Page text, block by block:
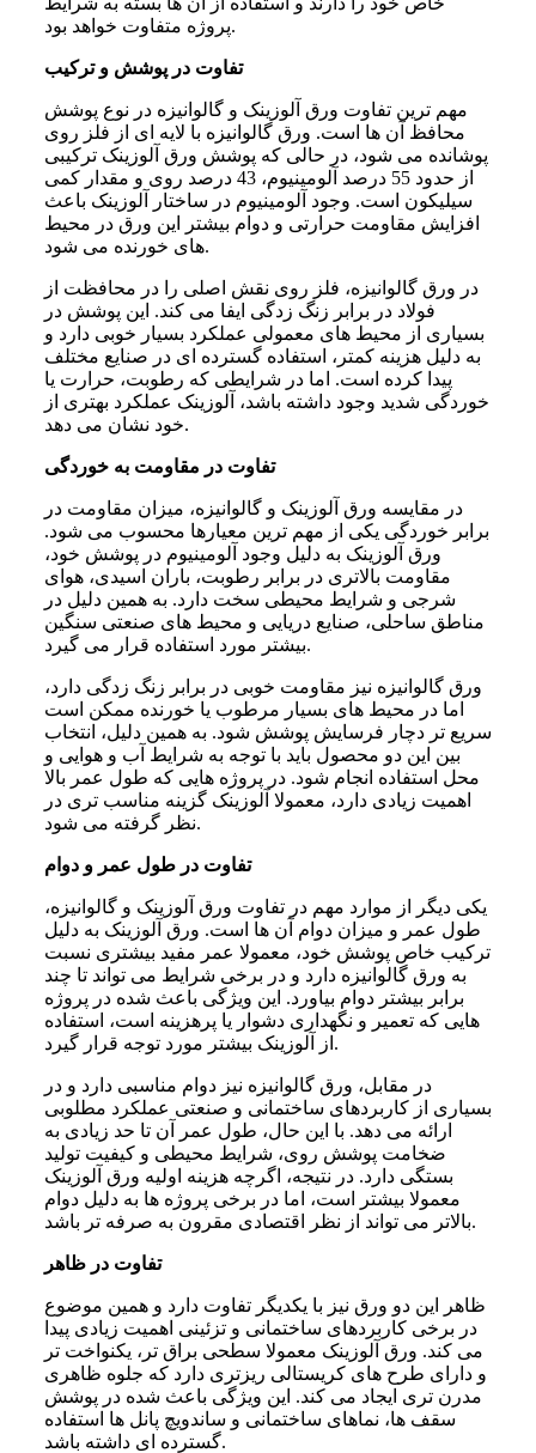
پروژه متفاوت خواهد بود.
تفاوت در پوشش و ترکیب
مهم ترین تفاوت ورق آلوزینک و گالوانیزه در نوع پوشش
محافظ آن ها است. ورق گالوانیزه با لایه ای از فلز روی
پوشانده می شود، در حالی که پوشش ورق آلوزینک ترکیبی
از حدود 55 درصد آلومینیوم، 43 درصد روی و مقدار کمی
سیلیکون است. وجود آلومینیوم در ساختار آلوزینک باعث
افزایش مقاومت حرارتی و دوام بیشتر این ورق در محیط
های خورنده می شود.
در ورق گالوانیزه، فلز روی نقش اصلی را در محافظت از
فولاد در برابر زنگ زدگی ایفا می کند. این پوشش در
بسیاری از محیط های معمولی عملکرد بسیار خوبی دارد و
به دلیل هزینه کمتر، استفاده گسترده ای در صنایع مختلف
پیدا کرده است. اما در شرایطی که رطوبت، حرارت یا
خوردگی شدید وجود داشته باشد، آلوزینک عملکرد بهتری از
خود نشان می دهد.
تفاوت در مقاومت به خوردگی
در مقایسه ورق آلوزینک و گالوانیزه، میزان مقاومت در
برابر خوردگی یکی از مهم ترین معیارها محسوب می شود.
ورق آلوزینک به دلیل وجود آلومینیوم در پوشش خود،
مقاومت بالاتری در برابر رطوبت، باران اسیدی، هوای
شرجی و شرایط محیطی سخت دارد. به همین دلیل در
مناطق ساحلی، صنایع دریایی و محیط های صنعتی سنگین
بیشتر مورد استفاده قرار می گیرد.
ورق گالوانیزه نیز مقاومت خوبی در برابر زنگ زدگی دارد،
اما در محیط های بسیار مرطوب یا خورنده ممکن است
سریع تر دچار فرسایش پوشش شود. به همین دلیل، انتخاب
بین این دو محصول باید با توجه به شرایط آب و هوایی و
محل استفاده انجام شود. در پروژه هایی که طول عمر بالا
اهمیت زیادی دارد، معمولا آلوزینک گزینه مناسب تری در
نظر گرفته می شود.
تفاوت در طول عمر و دوام
یکی دیگر از موارد مهم در تفاوت ورق آلوزینک و گالوانیزه،
طول عمر و میزان دوام آن ها است. ورق آلوزینک به دلیل
ترکیب خاص پوشش خود، معمولا عمر مفید بیشتری نسبت
به ورق گالوانیزه دارد و در برخی شرایط می تواند تا چند
برابر بیشتر دوام بیاورد. این ویژگی باعث شده در پروژه
هایی که تعمیر و نگهداری دشوار یا پرهزینه است، استفاده
از آلوزینک بیشتر مورد توجه قرار گیرد.
در مقابل، ورق گالوانیزه نیز دوام مناسبی دارد و در
بسیاری از کاربردهای ساختمانی و صنعتی عملکرد مطلوبی
ارائه می دهد. با این حال، طول عمر آن تا حد زیادی به
ضخامت پوشش روی، شرایط محیطی و کیفیت تولید
بستگی دارد. در نتیجه، اگرچه هزینه اولیه ورق آلوزینک
معمولا بیشتر است، اما در برخی پروژه ها به دلیل دوام
بالاتر می تواند از نظر اقتصادی مقرون به صرفه تر باشد.
تفاوت در ظاهر
ظاهر این دو ورق نیز با یکدیگر تفاوت دارد و همین موضوع
در برخی کاربردهای ساختمانی و تزئینی اهمیت زیادی پیدا
می کند. ورق آلوزینک معمولا سطحی براق تر، یکنواخت تر
و دارای طرح های کریستالی ریزتری دارد که جلوه ظاهری
مدرن تری ایجاد می کند. این ویژگی باعث شده در پوشش
سقف ها، نماهای ساختمانی و ساندویچ پانل ها استفاده
گسترده ای داشته باشد.